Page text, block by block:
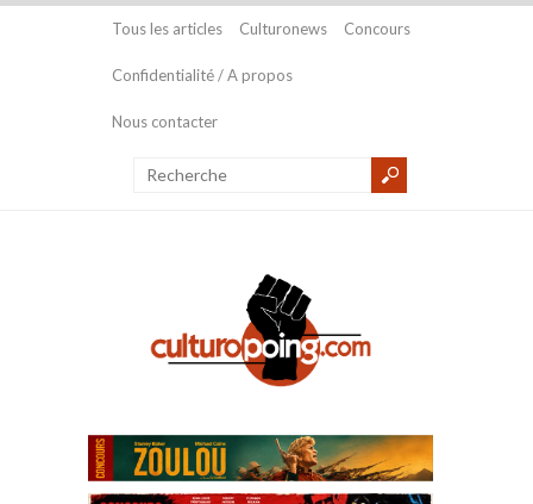
Tous les articles Culturonews Concours
Confidentialité / A propos
Nous contacter